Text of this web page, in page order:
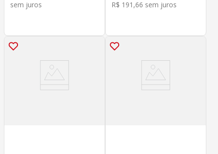
sem juros
R$ 191 ,66 sem juros